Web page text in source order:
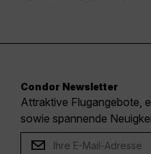
Condor Newsletter
Attraktive Flugangebote,
sowie spannende